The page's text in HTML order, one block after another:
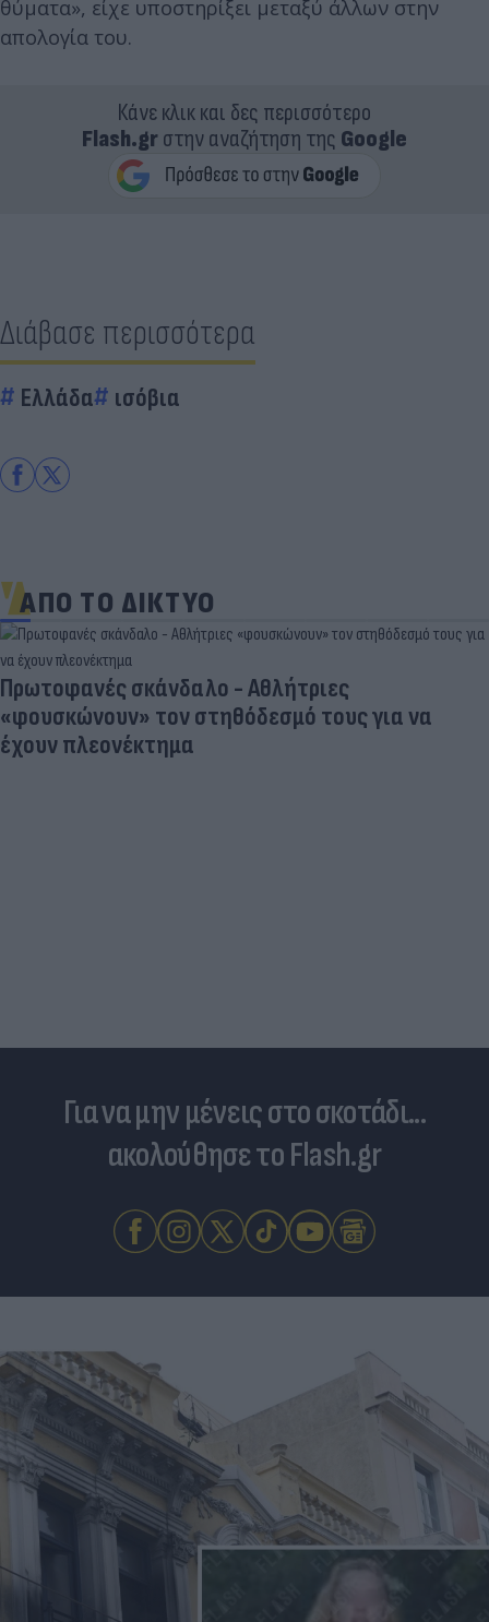
θύματα», είχε υποστηρίξει μεταξύ άλλων στην
απολογία του.
Κάνε κλικ και δες περισσότερο
Flash.grστην αναζήτηση της Google
Διάβασε περισσότερα
Ελλάδα ισόβια
ΑΠΟ ΤΟ ΔΙΚΤΥΟ
Πρωτοφανές σκάνδαλο - Aθλήτριες
«φουσκώνουν» τον στηθόδεσμό τους για να
έχουν πλεονέκτημα
Για να μην μένεις στο σκοτάδι...
ακολούθησε το Flash.gr